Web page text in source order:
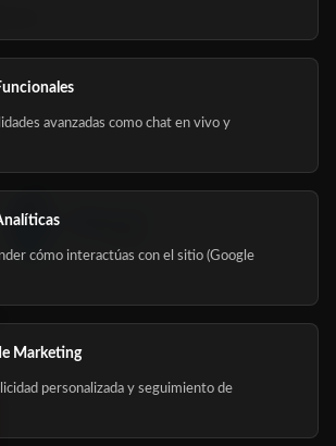
avanzadas como chat en vivo y
cómo interactúas con el sitio (Google
Marketing
personalizada y seguimiento de